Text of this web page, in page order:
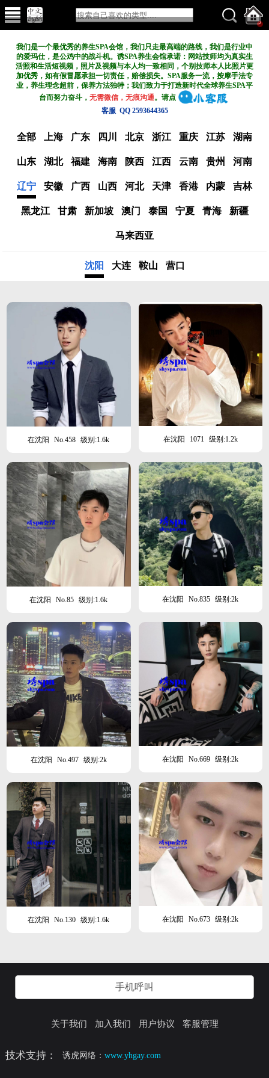
我们是一个最优秀的养生SPA会馆，我们只走最高端的路线，我们是行业中
的爱玛仕，是公鸡中的战斗机。诱SPA养生会馆承诺：网站技师均为真实生
活照和生活短视频，照片及视频与本人均一致相同，个别技师本人比照片更
加优秀，如有假冒愿承担一切责任，赔偿损失。SPA服务一流，按摩手法专
业，养生理念超前，保养方法独特；我们致力于打造新时代全球养生SPA平
台而努力奋斗，无需微信，无痕沟通。请点
客服 QQ 2593644365
全部 上海 广东 四川 北京 浙江 重庆 江苏 湖南
山东 湖北 福建 海南 陕西 江西 云南 贵州 河南
辽宁 安徽 广西 山西 河北 天津 香港 内蒙 吉林
黑龙江 甘肃 新加坡 澳门 泰国 宁夏 青海 新疆
马来西亚
沈阳 大连 鞍山 营口
在沈阳 No.458 级别:1.6k 在沈阳 1071 级别:1.2k
在沈阳 No.85 级别:1.6k 在沈阳 No.835 级别:2k
在沈阳 No.497 级别:2k 在沈阳 No.669 级别:2k
在沈阳 No.130 级别:1.6k 在沈阳 No.673 级别:2k
手机呼叫
关于我们 加入我们 用户协议 客服管理
技术支持： 诱虎网络：www.yhgay.com